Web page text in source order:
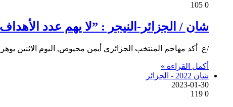
0
شان / الجزائر-النيجر : ”لا يهم عدد
/ع أكد مهاجم المنتخب الجزائري أيمن محيوص, اليوم الاثنين
أكمل القراءة »
شان 2022 - الجزائر
2023-01-30
0